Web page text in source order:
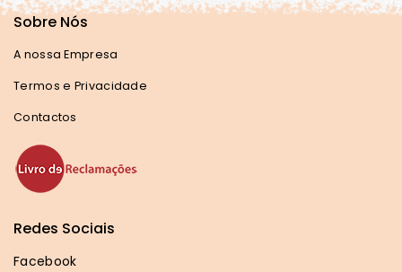
Sobre Nós
A nossa Empresa
Termos e Privacidade
Contactos
Redes Sociais
Facebook